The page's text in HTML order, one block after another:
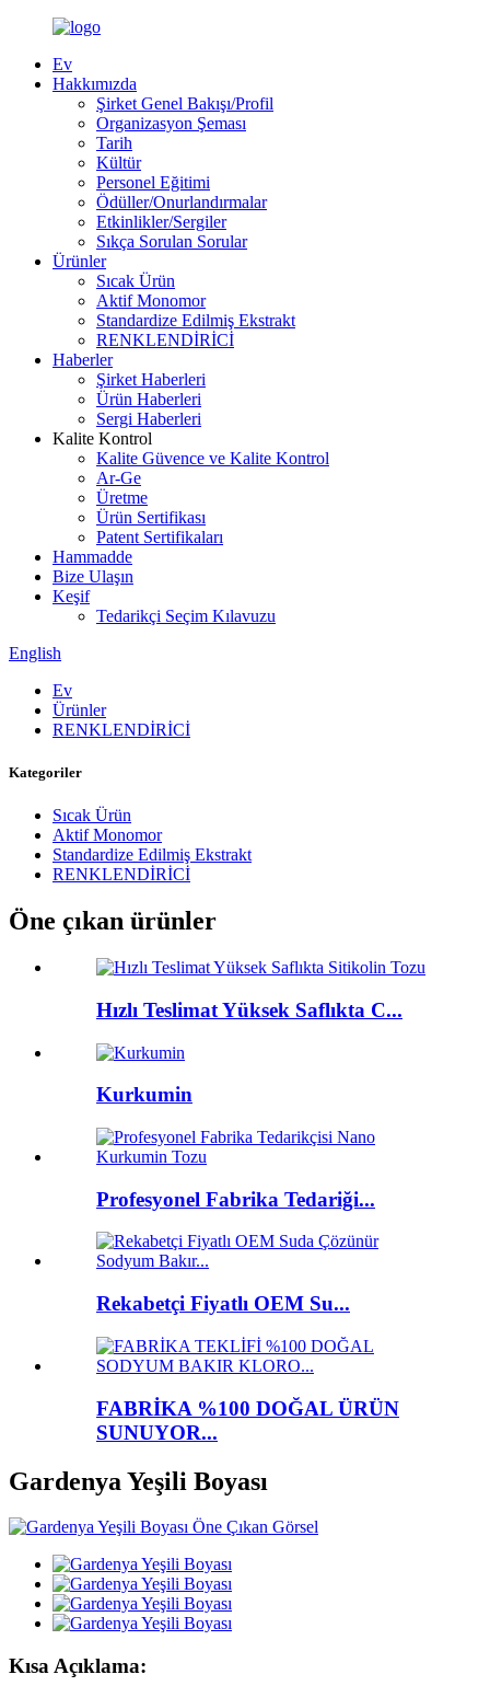
Ev
Hakkımızda
Şirket Genel Bakışı/Profil
Organizasyon Şeması
Tarih
Kültür
Personel Eğitimi
Ödüller/Onurlandırmalar
Etkinlikler/Sergiler
Sıkça Sorulan Sorular
Ürünler
Sıcak Ürün
Aktif Monomor
Standardize Edilmiş Ekstrakt
RENKLENDİRİCİ
Haberler
Şirket Haberleri
Ürün Haberleri
Sergi Haberleri
Kalite Kontrol
Kalite Güvence ve Kalite Kontrol
Ar-Ge
Üretme
Ürün Sertifikası
Patent Sertifikaları
Hammadde
Bize Ulaşın
Keşif
Tedarikçi Seçim Kılavuzu
English
Ev
Ürünler
RENKLENDİRİCİ
Kategoriler
Sıcak Ürün
Aktif Monomor
Standardize Edilmiş Ekstrakt
RENKLENDİRİCİ
Öne çıkan ürünler
Hızlı Teslimat Yüksek Saflıkta C...
Kurkumin
Profesyonel Fabrika Tedariği...
Rekabetçi Fiyatlı OEM Su...
FABRİKA %100 DOĞAL ÜRÜN
SUNUYOR...
Gardenya Yeşili Boyası
Kısa Açıklama: